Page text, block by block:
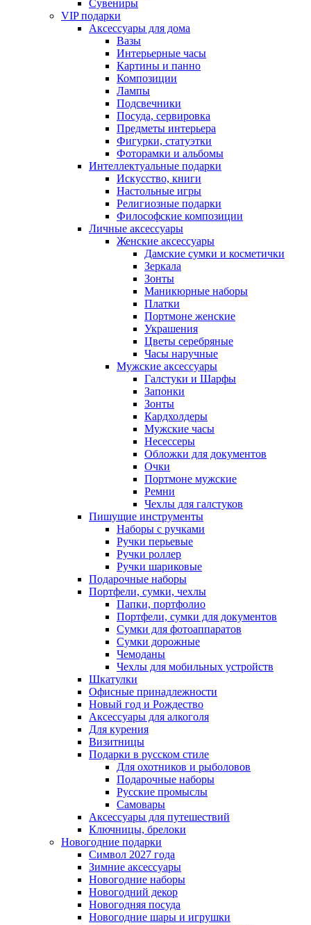
Сувениры
VIP подарки
Аксессуары для дома
Вазы
Интерьерные часы
Картины и панно
Композиции
Лампы
Подсвечники
Посуда, сервировка
Предметы интерьера
Фигурки, статуэтки
Фоторамки и альбомы
Интеллектуальные подарки
Искусство, книги
Настольные игры
Религиозные подарки
Философские композиции
Личные аксессуары
Женские аксессуары
Дамские сумки и косметички
Зеркала
Зонты
Маникюрные наборы
Платки
Портмоне женские
Украшения
Цветы серебряные
Часы наручные
Мужские аксессуары
Галстуки и Шарфы
Запонки
Зонты
Кардхолдеры
Мужские часы
Несессеры
Обложки для документов
Очки
Портмоне мужские
Ремни
Чехлы для галстуков
Пишущие инструменты
Наборы с ручками
Ручки перьевые
Ручки роллер
Ручки шариковые
Подарочные наборы
Портфели, сумки, чехлы
Папки, портфолио
Портфели, сумки для документов
Сумки для фотоаппаратов
Сумки дорожные
Чемоданы
Чехлы для мобильных устройств
Шкатулки
Офисные принадлежности
Новый год и Рождество
Аксессуары для алкоголя
Для курения
Визитницы
Подарки в русском стиле
Для охотников и рыболовов
Подарочные наборы
Русские промыслы
Самовары
Аксессуары для путешествий
Ключницы, брелоки
Новогодние подарки
Символ 2027 года
Зимние аксессуары
Новогодние наборы
Новогодний декор
Новогодняя посуда
Новогодние шары и игрушки